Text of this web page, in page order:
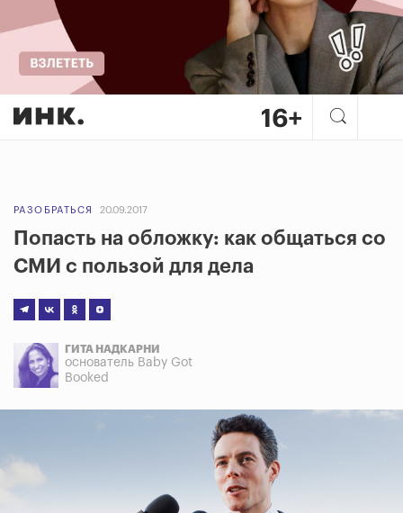
РАЗОБРАТЬСЯ 20.09.2017
Попасть на обложку: как общаться со
СМИ с пользой для дела
ГИТА НАДКАРНИ
основатель Baby Got
Booked